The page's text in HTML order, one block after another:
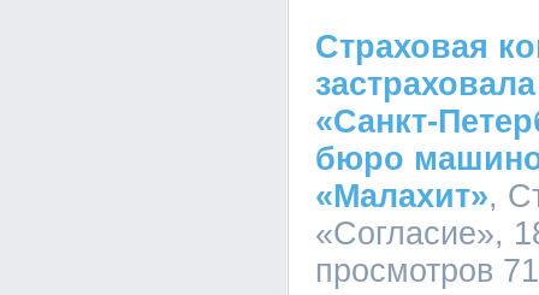
Страховая
«Санкт-
бюро
«Малахит»,
«Согласие»,
просмотров